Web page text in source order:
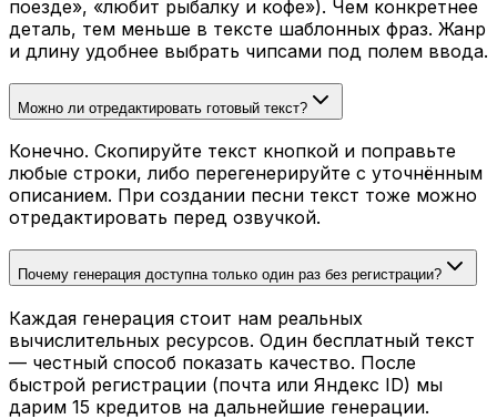
поезде», «любит рыбалку и кофе»). Чем конкретнее
деталь, тем меньше в тексте шаблонных фраз. Жанр
и длину удобнее выбрать чипсами под полем ввода.
Можно ли отредактировать готовый текст?
Конечно. Скопируйте текст кнопкой и поправьте
любые строки, либо перегенерируйте с уточнённым
описанием. При создании песни текст тоже можно
отредактировать перед озвучкой.
Почему генерация доступна только один раз без регистрации?
Каждая генерация стоит нам реальных
вычислительных ресурсов. Один бесплатный текст
— честный способ показать качество. После
быстрой регистрации (почта или Яндекс ID) мы
дарим 15 кредитов на дальнейшие генерации.